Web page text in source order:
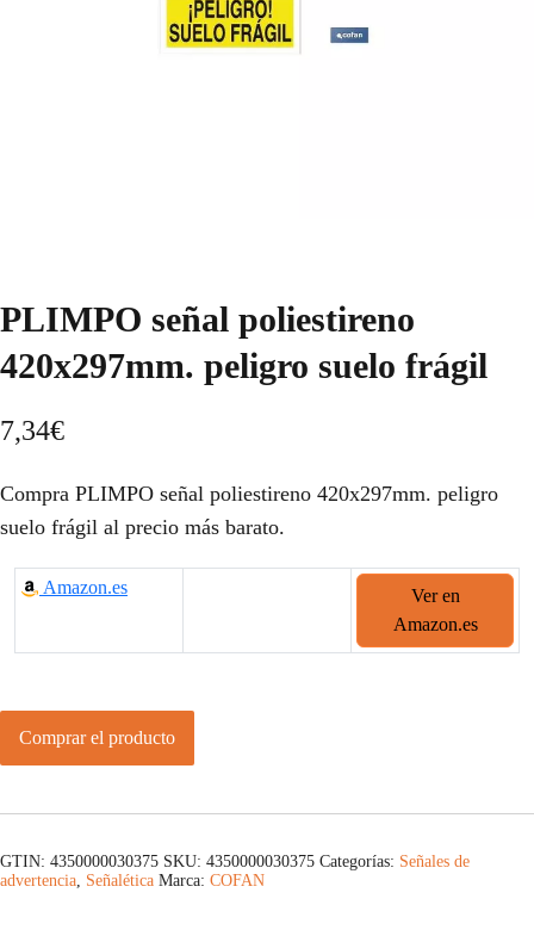
PLIMPO señal poliestireno
420x297mm. peligro suelo frágil
7,34€
Compra PLIMPO señal poliestireno 420x297mm. peligro
suelo frágil al precio más barato.
Amazon.es
Ver en
Amazon.es
Comprar el producto
GTIN: 4350000030375 SKU: 4350000030375 Categorías: Señales de
advertencia, Señalética Marca: COFAN